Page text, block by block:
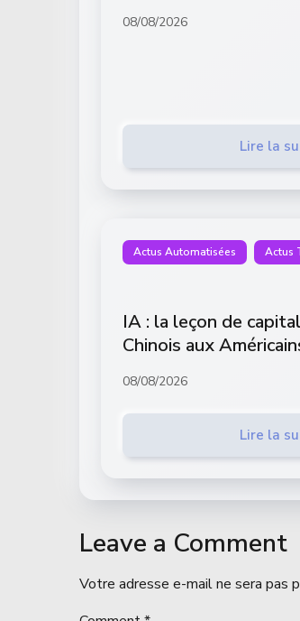
08/08/2026
Lire la
Actus Automatisées Actus
IA : la leçon de
Chinois aux
08/08/2026
Lire la
Leave a Comment
Votre adresse e-mail ne sera pas